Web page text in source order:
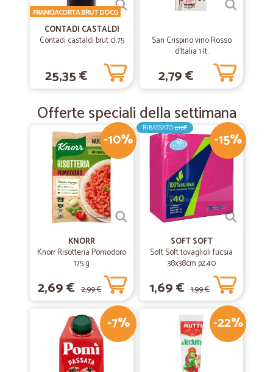
CONTADI CASTALDI
Contadi castaldi brut cl.75
FRANCIACORTA BRUT DOCG
25,35 €
San Crispino vino Rosso
d'Italia 1 lt.
2,79 €
Offerte speciali della settimana
-10%
KNORR
Knorr Risotteria Pomodoro
175 g
2,69 € 2,99 €
-15%
RIBASSATO2,15€
SOFT SOFT
Soft Soft tovaglioli fucsia
38x38cm pz.40
1,69 € 1,99 €
-7% -22%